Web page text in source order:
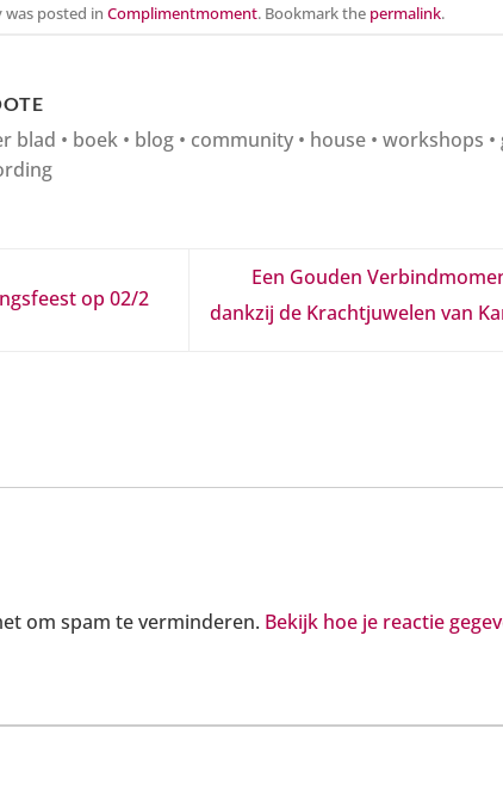
was posted inComplimentmoment. Bookmark the permalink.
blad • boek • blog • community • house • workshops
op 02/2
Een Gouden
dankzij de Krachtjuwelen van
om spam te verminderen. Bekijk hoe je reactie